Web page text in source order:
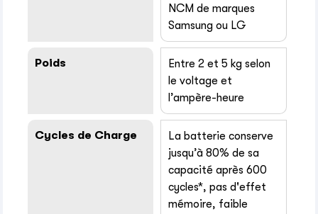
NCM de marques
Samsung ou LG
Poids
Entre 2 et 5 kg selon
le voltage et
l’ampère-heure
Cycles de Charge
La batterie conserve
jusqu’à 80% de sa
capacité après 600
cycles*, pas d'effet
mémoire, faible